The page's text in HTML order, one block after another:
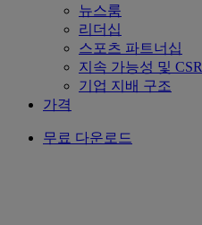
뉴스룸
리더십
스포츠 파트너십
지속 가능성 및 CSR
기업 지배 구조
가격
무료 다운로드